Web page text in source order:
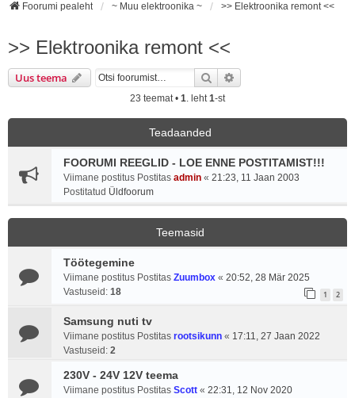
Foorumi pealeht ~ Muu elektroonika ~ >> Elektroonika remont <<
>> Elektroonika remont <<
Uus teema Otsi
23 teemat • 1. leht1-st
Teadaanded
FOORUMI REEGLID - LOE ENNE POSTITAMIST!!!
Viimane postitus Postitas admin « 21:23, 11 Jaan 2003
Postitatud Üldfoorum
Teemasid
Töötegemine
Viimane postitus Postitas Zuumbox « 20:52, 28 Mär 2025
Vastuseid: 18 1 2
Samsung nuti tv
Viimane postitus Postitas rootsikunn « 17:11, 27 Jaan 2022
Vastuseid: 2
230V - 24V 12V teema
Viimane postitus Postitas Scott « 22:31, 12 Nov 2020